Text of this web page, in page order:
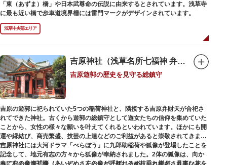
「東（あずま）橋」や日本武尊命の伝説に由来するとされています。浅草寺
に最も近い橋で歩車道境界柵には雷門マークがデザインされています。
浅草中央部エリア
吉原神社（浅草名所七福神 弁財天）
吉原遊郭の歴史を見守る総鎮守
吉原の遊郭に祀られていた5つの稲荷神社と、隣接する吉原弁財天が合祀さ
れてできた神社。古くから遊郭の総鎮守として遊女たちの信仰を集めていた
ことから、女性の様々な願いを叶えてくれるといわれています。ほかにも開
運や縁結び、商売繁盛、技芸の上達などのご利益があると崇敬されてきまし
た。
春になると逢初桜（あいぞめさくら）と呼ばれるが枝垂れ桜が、見事な花を
吉原神社には大河ドラマ「べらぼう」に九郎助稲荷や狐像が登場したことを
記念して、地元有志の方々から狐像が奉納されました。2体の狐像は、向か
って右の像が「逢（あい）」、左の像が「初（そめ）」と命名されていま